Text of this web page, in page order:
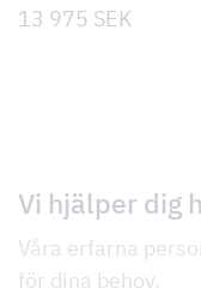
13 975 SEK
Vi hjälper dig
Våra erfarna
för dina behov.